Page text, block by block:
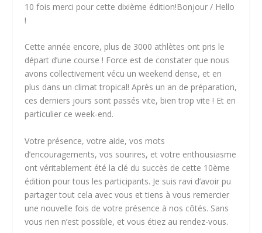
10 fois merci pour cette dixième édition!Bonjour / Hello
!
Cette année encore, plus de 3000 athlètes ont pris le
départ d’une course ! Force est de constater que nous
avons collectivement vécu un weekend dense, et en
plus dans un climat tropical! Après un an de préparation,
ces derniers jours sont passés vite, bien trop vite ! Et en
particulier ce week-end.
Votre présence, votre aide, vos mots
d’encouragements, vos sourires, et votre enthousiasme
ont véritablement été la clé du succès de cette 10ème
édition pour tous les participants. Je suis ravi d’avoir pu
partager tout cela avec vous et tiens à vous remercier
une nouvelle fois de votre présence à nos côtés. Sans
vous rien n’est possible, et vous étiez au rendez-vous.